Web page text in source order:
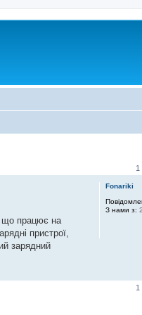
1
Fonariki
З нами з:
що працює на
пристрої,
зарядний
1